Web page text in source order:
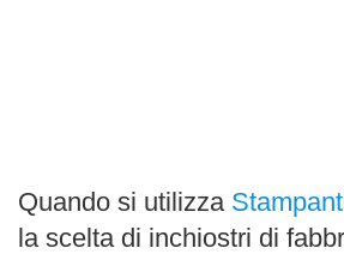
Quando si utilizza
la scelta di inchiostri di